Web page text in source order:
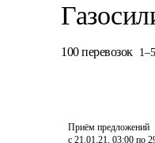
100 перевозок 1–5
Приём предложений
с 21.01.21, 03:00 по